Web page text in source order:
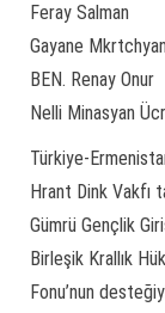
Feray Salman
Gayane Mkrtchyan
BEN. Renay Onur
Nelli Minasyan
Türkiye-
Hrant Dink Vakfı
Gümrü Gençlik
Birleşik Krallık
Fonu’nun